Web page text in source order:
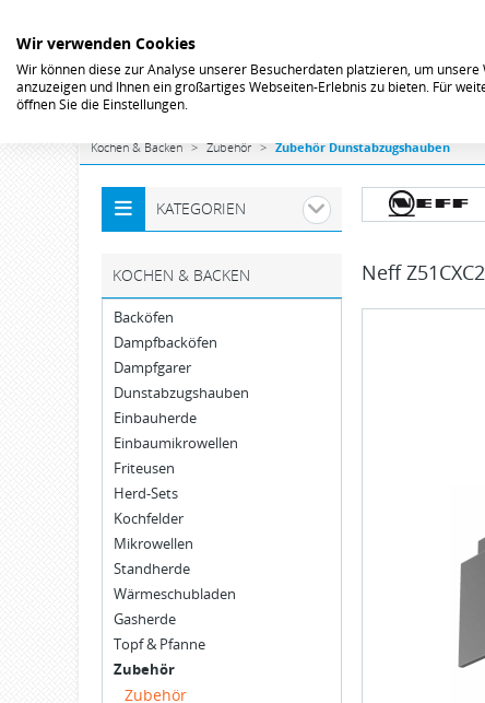
Kochen & Backen Zubehör Zubehör Dunstabzugshauben
KATEGORIEN
Neff
KOCHEN & BACKEN
Backöfen
Dampfbacköfen
Dampfgarer
Dunstabzugshauben
Einbauherde
Einbaumikrowellen
Friteusen
Herd-Sets
Kochfelder
Mikrowellen
Standherde
Wärmeschubladen
Gasherde
Topf & Pfanne
Zubehör
Zubehör
Wir verwenden Cookies
Wir können diese zur Analyse unserer Besucherdaten platzieren, um
anzuzeigen und Ihnen ein großartiges Webseiten-Erlebnis zu bieten. Für
öffnen Sie die Einstellungen.